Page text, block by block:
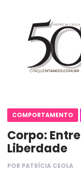
COMPORTAMENTO
Corpo:
Liberdade
POR PATRÍCIA CEOLA